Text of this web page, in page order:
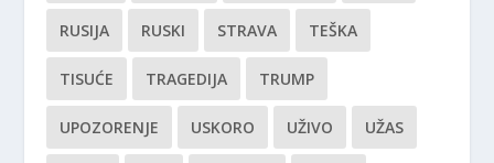
RUSIJA RUSKI STRAVA TEŠKA
TISUĆE TRAGEDIJA TRUMP
UPOZORENJE USKORO UŽIVO UŽAS